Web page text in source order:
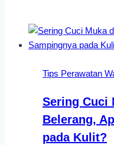
Tips Perawatan
Sering Cuci
Belerang,
pada Kulit?